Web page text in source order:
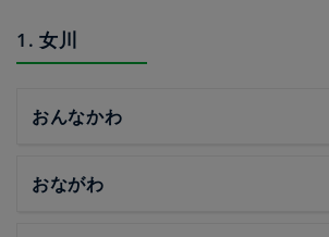
1. 女川
おんなかわ
おながわ